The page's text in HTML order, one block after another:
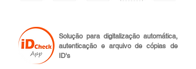
Solução para digitalização automática,
autenticação e arquivo de cópias de
ID's